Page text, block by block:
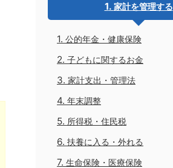
家計を管理する
公的年金・健康保険
子どもに関するお金
家計支出・管理法
年末調整
所得税・住民税
扶養に入る・外れる
生命保険・医療保険